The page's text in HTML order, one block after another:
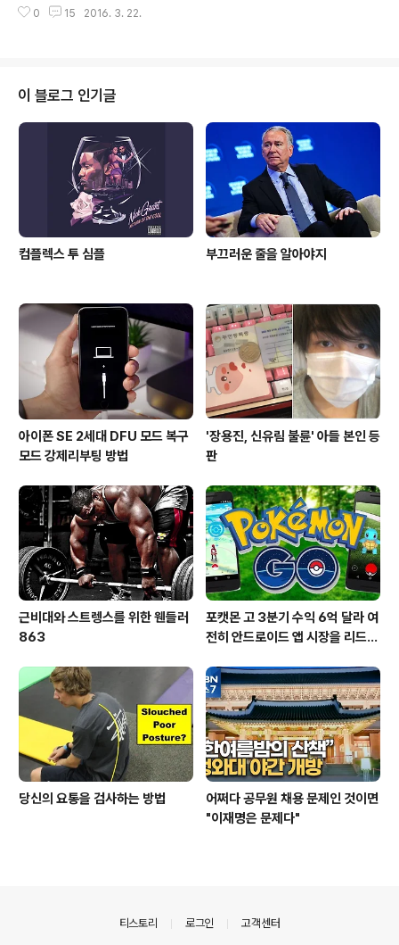
perating ..
OS 9.3 정식, OS X 10.11.4 정식, watchOS 2.2 정식, t
들과 블로그 구독자분들께서는 이미 아이폰 SE(iPhone S
E)에 관한 '모든 것'을 알고 계실텐데요. 그간 소개해드렸던
루머, 예상과 100% 일치했습니다. 잡소리 늘어 놓기 전에
우선 스펙, 가격 부터 한눈에 정리해보자면 아래와 같습니
다. 아이폰 SE 스펙 Ca..
0 15 2016. 3. 22.
이 블로그 인기글
컴플렉스 투 심플 부끄러운 줄을 알아야지
아이폰 SE 2세대 DFU 모드 복구
모드 강제리부팅 방법
'장용진, 신유림 불륜' 아들 본인 등
판
근비대와 스트렝스를 위한 웬들러
863
포캣몬 고 3분기 수익 6억 달라 여
전히 안드로이드 앱 시장을 리드
당신의 요통을 검사하는 방법
어쩌다 공무원 채용 문제인 것이면
"이재명은 문제다"
티스토리 로그인 고객센터